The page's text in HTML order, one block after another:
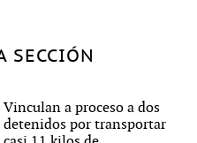
SECCIÓN
Vinculan a proceso a dos
detenidos por transportar